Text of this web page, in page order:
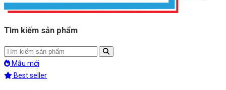
Tìm kiếm sản phẩm
Mẫu mới
Best seller